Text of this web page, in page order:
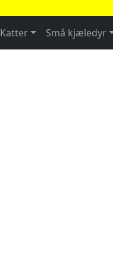
Katter Små kjæledyr